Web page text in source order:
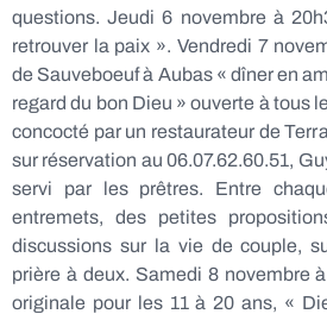
questions. Jeudi 6 novembre à
retrouver la paix ». Vendredi 7
de Sauveboeuf à Aubas « dîner en
regard du bon Dieu » ouverte à tous
concocté par un restaurateur de
sur réservation au 06.07.62.60.51,
servi par les prêtres. Entre
entremets, des petites
discussions sur la vie de couple,
prière à deux. Samedi 8 novembre
originale pour les 11 à 20 ans, «